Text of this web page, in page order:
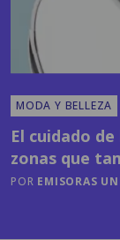
MODA Y BELLEZA
zonas que
POR EMISORAS